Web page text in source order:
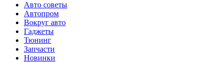
Авто советы
Автопром
Вокруг авто
Гаджеты
Тюнинг
Запчасти
Новинки